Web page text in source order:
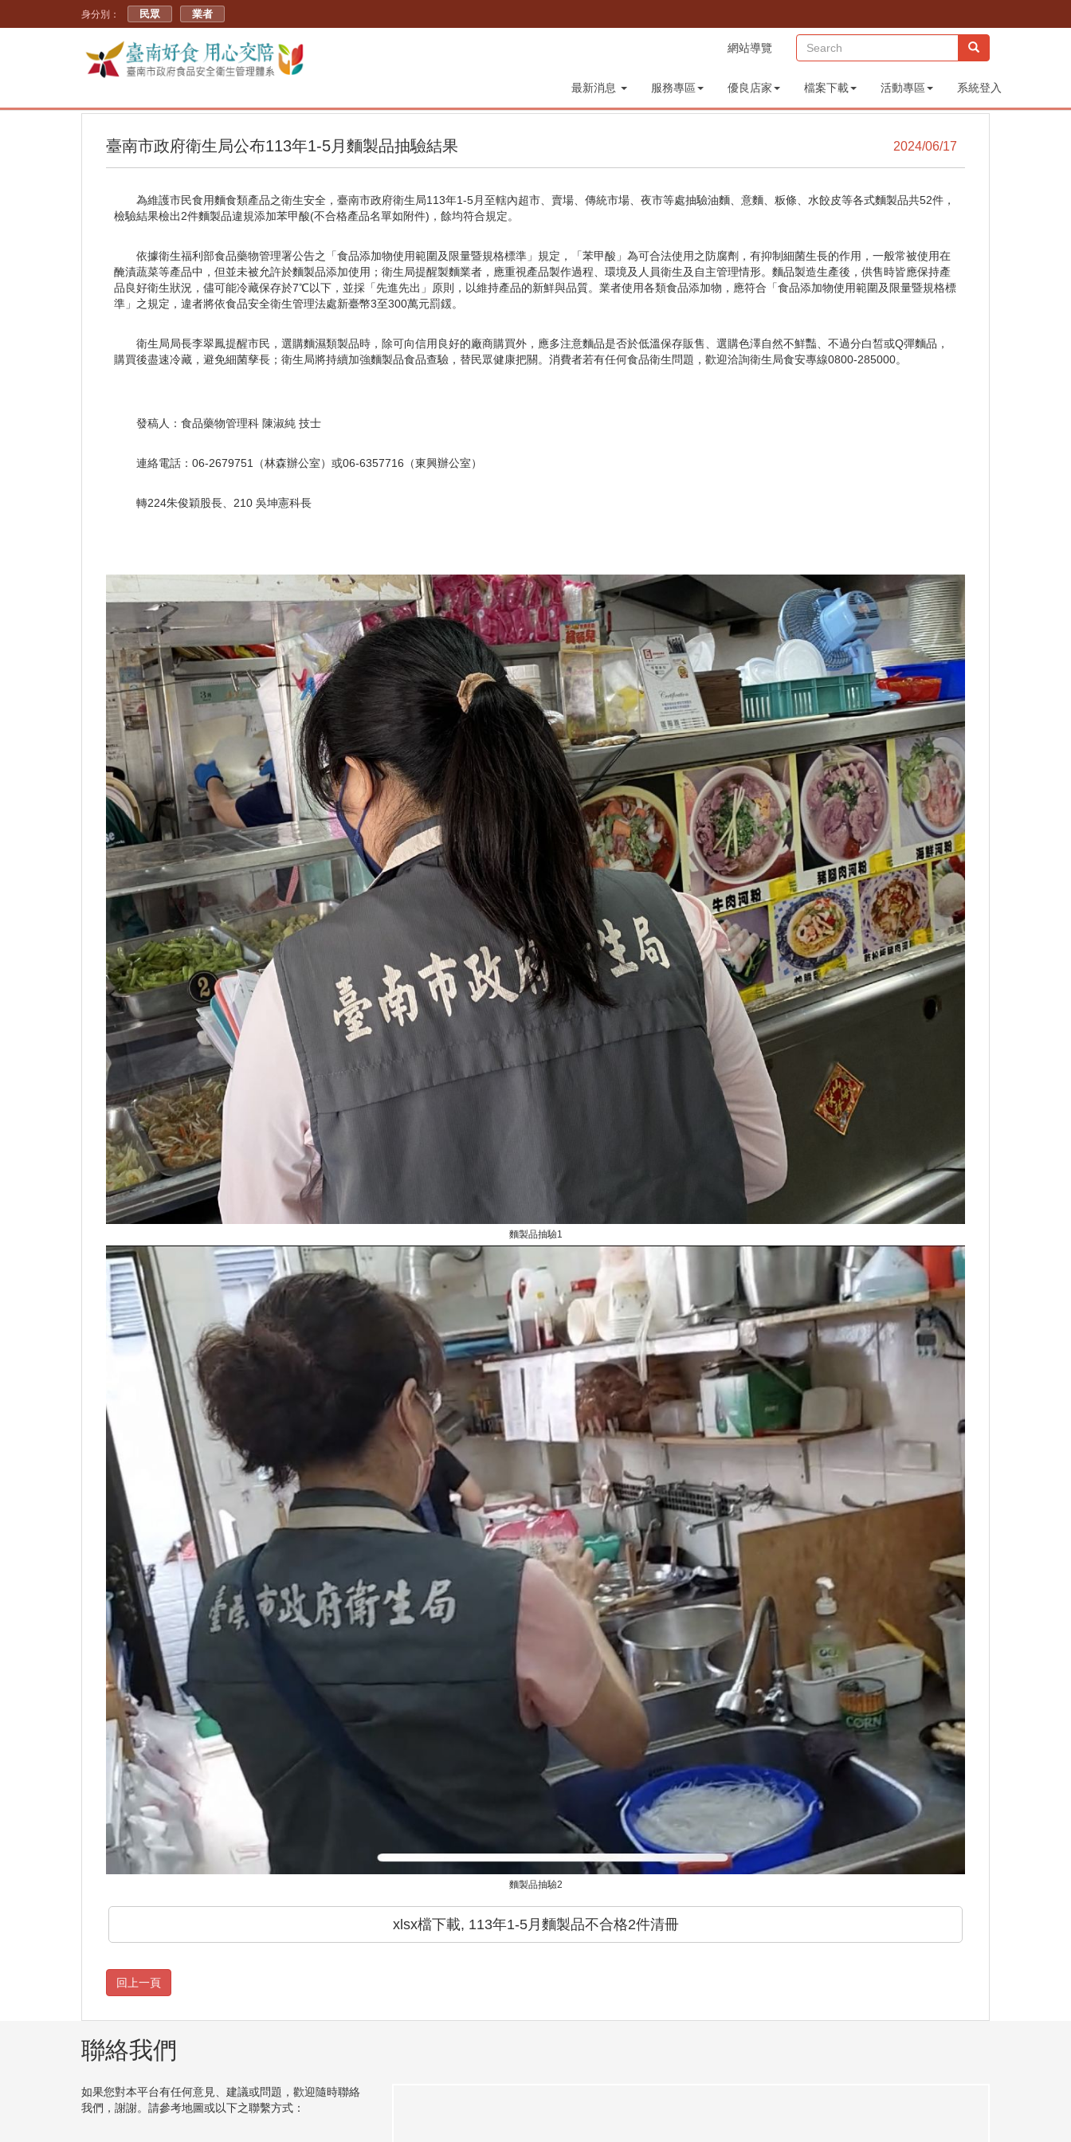
身分別： 民眾 業者
網站導覽 (sitemap)
最新消息 服務專區 優良店家 檔案下載 活動專區 系統登入
臺南市政府衛生局公布113年1-5月麵製品抽驗結果 2024/06/17
為維護市民食用麵食類產品之衛生安全，臺南市政府衛生局113年1-5月至轄內超市、賣場、傳統市場、夜市等處抽驗油麵、意麵、粄條、水餃皮等各式麵製品共52件，
檢驗結果檢出2件麵製品違規添加苯甲酸(不合格產品名單如附件)，餘均符合規定。
依據衛生福利部食品藥物管理署公告之「食品添加物使用範圍及限量暨規格標準」規定，「苯甲酸」為可合法使用之防腐劑，有抑制細菌生長的作用，一般常被使用在
醃漬蔬菜等產品中，但並未被允許於麵製品添加使用；衛生局提醒製麵業者，應重視產品製作過程、環境及人員衛生及自主管理情形。麵品製造生產後，供售時皆應保持產
品良好衛生狀況，儘可能冷藏保存於7℃以下，並採「先進先出」原則，以維持產品的新鮮與品質。業者使用各類食品添加物，應符合「食品添加物使用範圍及限量暨規格標
準」之規定，違者將依食品安全衛生管理法處新臺幣3至300萬元罰鍰。
衛生局局長李翠鳳提醒市民，選購麵濕類製品時，除可向信用良好的廠商購買外，應多注意麵品是否於低溫保存販售、選購色澤自然不鮮豔、不過分白皙或Q彈麵品，
購買後盡速冷藏，避免細菌孳長；衛生局將持續加強麵製品食品查驗，替民眾健康把關。消費者若有任何食品衛生問題，歡迎洽詢衛生局食安專線0800-285000。
發稿人：食品藥物管理科 陳淑純 技士
連絡電話：06-2679751（林森辦公室）或06-6357716（東興辦公室）
轉224朱俊穎股長、210 吳坤憲科長
麵製品抽驗1
麵製品抽驗2
xlsx檔下載, 113年1-5月麵製品不合格2件清冊
聯絡我們
如果您對本平台有任何意見、建議或問題，歡迎隨時聯絡
我們，謝謝。請參考地圖或以下之聯繫方式：